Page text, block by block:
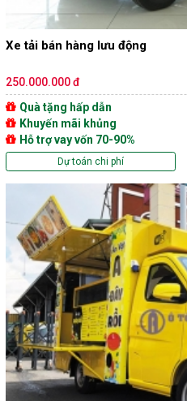
Xe tải bán hàng lưu động
250.000.000 đ
Quà tặng hấp dẫn
Khuyến mãi khủng
Hỗ trợ vay vốn 70-90%
Dự toán chi phí